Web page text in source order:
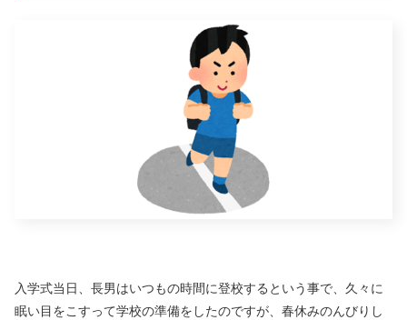
入学式当日、長男はいつもの時間に登校するという事で、久々に
眠い目をこすって学校の準備をしたのですが、春休みのんびりし